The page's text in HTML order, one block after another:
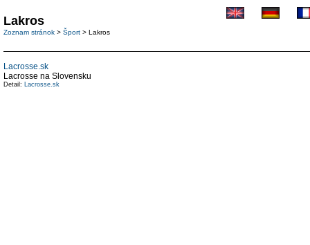
Lakros
Zoznam stránok > Šport > Lakros
Lacrosse.sk
Lacrosse na Slovensku
Detail: Lacrosse.sk